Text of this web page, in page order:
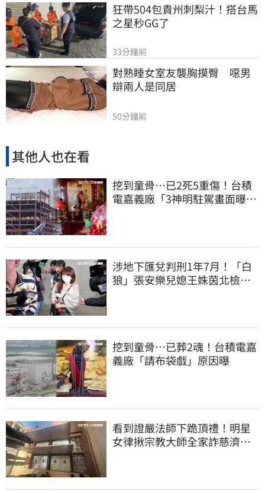
狂帶504包貴州刺梨汁！搭台馬
之星秒GG了
33分鐘前
對熟睡女室友襲胸摸臀　噁男
辯兩人是同居
50分鐘前
其他人也在看
挖到童骨…已2死5重傷！台積
電嘉義廠「3神明駐駕畫面曝
涉地下匯兌判刑1年7月！「白
狼」張安樂兒媳王姝茵北檢報
挖到童骨…已葬2魂！台積電嘉
義廠「請布袋戲」原因曝
看到證嚴法師下跪頂禮！明星
女律揪宗教大師全家詐慈濟…